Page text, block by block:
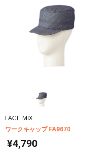
FACE MIX
ワークキャップ FA9670
¥4,790